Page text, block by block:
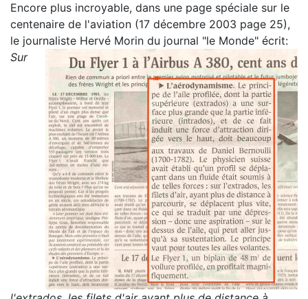
Encore plus incroyable, dans une page spéciale sur le
centenaire de l'aviation (17 décembre 2003 page 25),
le journaliste Hervé Morin du journal "le Monde" écrit:
Sur